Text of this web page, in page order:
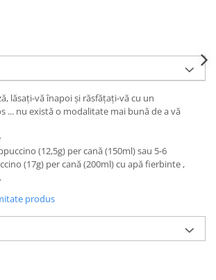
lăsați-vă înapoi și răsfățați-vă cu un
... nu există o modalitate mai bună de a vă
(12,5g) per cană (150ml) sau 5-6
(17g) per cană (200ml) cu apă fierbinte ,
produs